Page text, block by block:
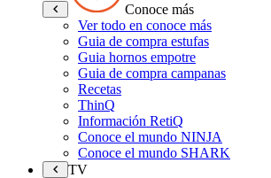
Conoce más
Ver todo en conoce más
Guia de compra estufas
Guia hornos empotre
Guia de compra campanas
Recetas
ThinQ
Información RetiQ
Conoce el mundo NINJA
Conoce el mundo SHARK
TV